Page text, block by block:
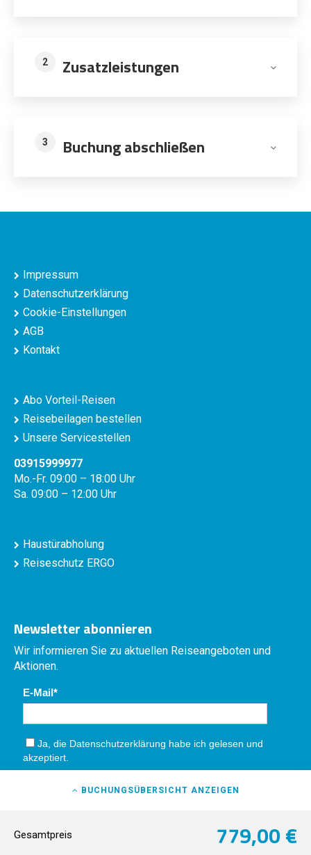
BUCHUNGSÜBERSICHT ANZEIGEN
Gesamtpreis 779,00 €
2 Zusatzleistungen
3 Buchung abschließen
Impressum
Datenschutzerklärung
Cookie-Einstellungen
AGB
Kontakt
Abo Vorteil-Reisen
Reisebeilagen bestellen
Unsere Servicestellen
03915999977
Mo.-Fr. 09:00 – 18:00 Uhr
Sa. 09:00 – 12:00 Uhr
Haustürabholung
Reiseschutz ERGO
Newsletter abonnieren
Wir informieren Sie zu aktuellen Reiseangeboten und
Aktionen.
E-Mail
Ja, die Datenschutzerklärung habe ich gelesen und
akzeptiert.
Absenden